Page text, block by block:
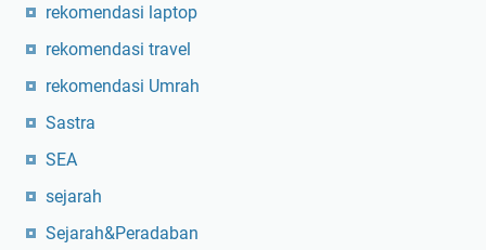
rekomendasi laptop
rekomendasi travel
rekomendasi Umrah
Sastra
SEA
sejarah
Sejarah&Peradaban